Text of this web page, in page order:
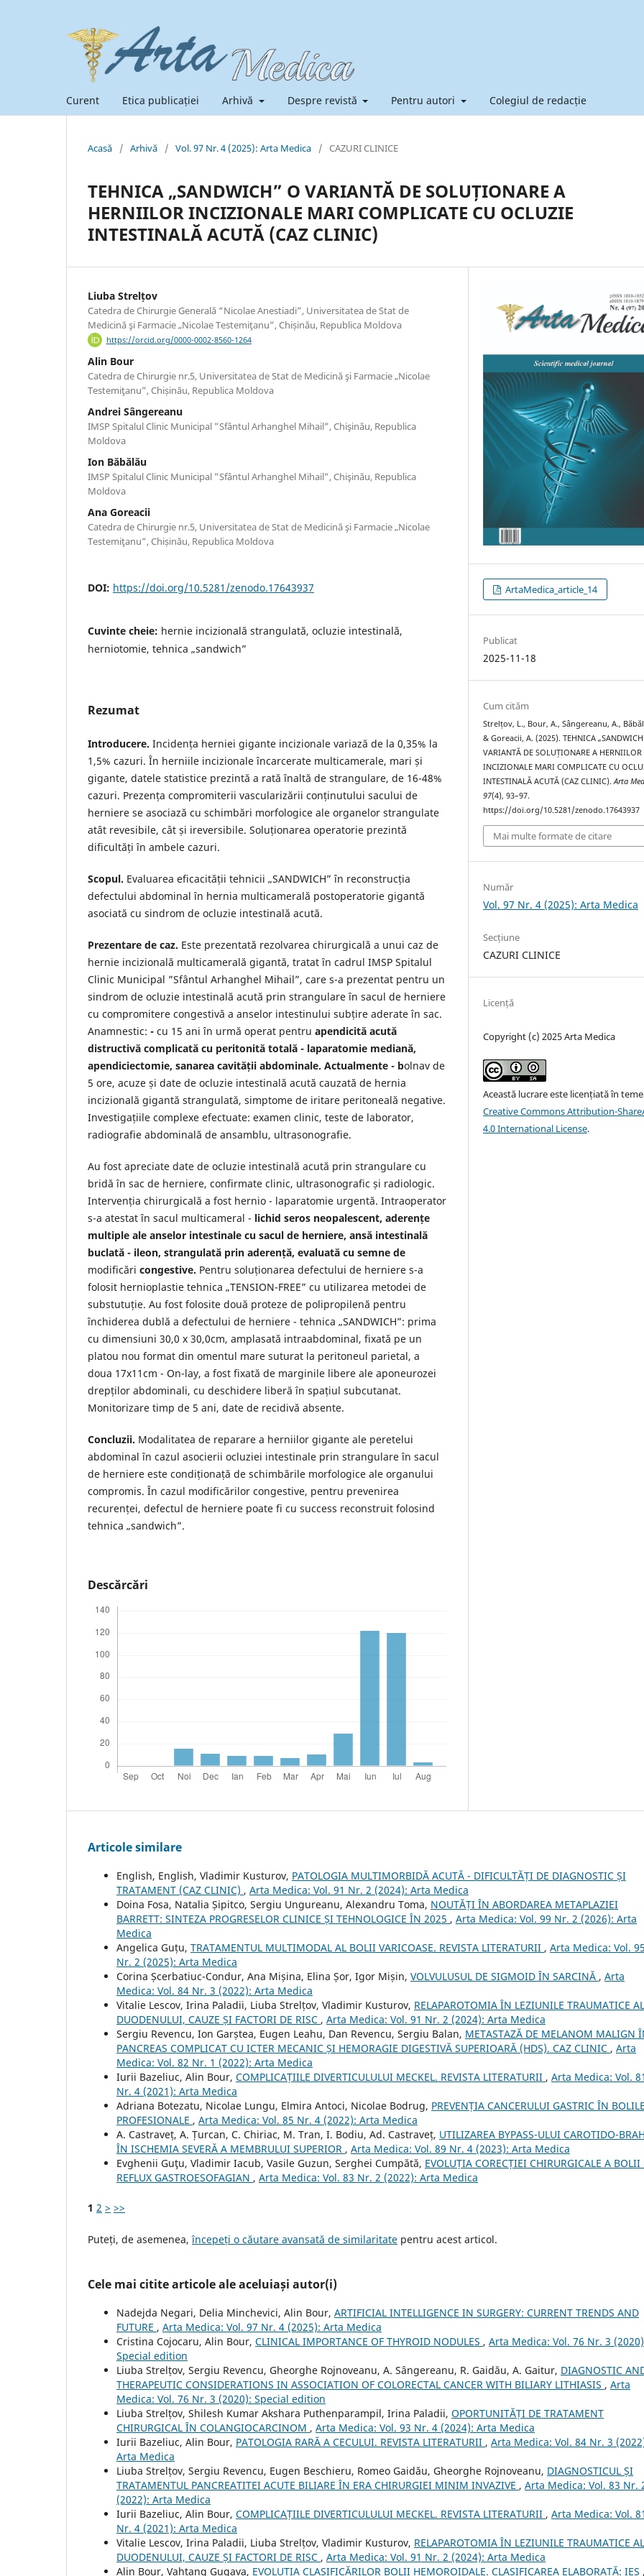
Curent Etica publicației Arhivă Despre revistă Pentru autori Colegiul de redacție
Acasă / Arhivă / Vol. 97 Nr. 4 (2025): Arta Medica / CAZURI CLINICE
TEHNICA „SANDWICH” O VARIANTĂ DE SOLUȚIONARE A
HERNIILOR INCIZIONALE MARI COMPLICATE CU OCLUZIE
INTESTINALĂ ACUTĂ (CAZ CLINIC)
Liuba Strelțov
Catedra de Chirurgie Generală “Nicolae Anestiadi”, Universitatea de Stat de
Medicină şi Farmacie „Nicolae Testemiţanu”, Chișinău, Republica Moldova
https://orcid.org/0000-0002-8560-1264
Alin Bour
Catedra de Chirurgie nr.5, Universitatea de Stat de Medicină şi Farmacie „Nicolae
Testemiţanu”, Chișinău, Republica Moldova
Andrei Sângereanu
IMSP Spitalul Clinic Municipal ”Sfântul Arhanghel Mihail”, Chişinău, Republica
Moldova
Ion Băbălău
IMSP Spitalul Clinic Municipal ”Sfântul Arhanghel Mihail”, Chişinău, Republica
Moldova
Ana Goreacii
Catedra de Chirurgie nr.5, Universitatea de Stat de Medicină şi Farmacie „Nicolae
Testemiţanu”, Chișinău, Republica Moldova
DOI: https://doi.org/10.5281/zenodo.17643937
Cuvinte cheie: hernie incizională strangulată, ocluzie intestinală,
herniotomie, tehnica „sandwich”
Rezumat
Introducere. Incidența herniei gigante incizionale variază de la 0,35% la
1,5% cazuri. În herniile incizionale încarcerate multicamerale, mari și
gigante, datele statistice prezintă a rată înaltă de strangulare, de 16-48%
cazuri. Prezența compromiterii vascularizării conținutului sacului de
herniere se asociază cu schimbări morfologice ale organelor strangulate
atât revesibile, cât și ireversibile. Soluționarea operatorie prezintă
dificultăți în ambele cazuri.
Scopul. Evaluarea eficacității tehnicii „SANDWICH” în reconstrucția
defectului abdominal în hernia multicamerală postoperatorie gigantă
asociată cu sindrom de ocluzie intestinală acută.
Prezentare de caz. Este prezentată rezolvarea chirurgicală a unui caz de
hernie incizională multicamerală gigantă, tratat în cadrul IMSP Spitalul
Clinic Municipal ”Sfântul Arhanghel Mihail”, care s-a prezentat pentru un
sindrom de ocluzie intestinală acută prin strangulare în sacul de herniere
cu compromitere congestivă a anselor intestinului subțire aderate în sac.
Anamnestic: - cu 15 ani în urmă operat pentru apendicită acută
distructivă complicată cu peritonită totală - laparatomie mediană,
apendiciectomie, sanarea cavității abdominale. Actualmente - bolnav de
5 ore, acuze și date de ocluzie intestinală acută cauzată de hernia
incizională gigantă strangulată, simptome de iritare peritoneală negative.
Investigațiile complexe efectuate: examen clinic, teste de laborator,
radiografie abdominală de ansamblu, ultrasonografie.
Au fost apreciate date de ocluzie intestinală acută prin strangulare cu
bridă în sac de herniere, confirmate clinic, ultrasonografic și radiologic.
Intervenția chirurgicală a fost hernio - laparatomie urgentă. Intraoperator
s-a atestat în sacul multicameral - lichid seros neopalescent, aderențe
multiple ale anselor intestinale cu sacul de herniere, ansă intestinală
buclată - ileon, strangulată prin aderență, evaluată cu semne de
modificări congestive. Pentru soluționarea defectului de herniere s-a
folosit hernioplastie tehnica „TENSION-FREE” cu utilizarea metodei de
substutuție. Au fost folosite două proteze de polipropilenă pentru
închiderea dublă a defectului de herniere - tehnica „SANDWICH”: prima
cu dimensiuni 30,0 x 30,0cm, amplasată intraabdominal, fixată pe un
platou nou format din omentul mare suturat la peritoneul parietal, a
doua 17x11cm - On-lay, a fost fixată de marginile libere ale aponeurozei
drepților abdominali, cu deschidere liberă în spațiul subcutanat.
Monitorizare timp de 5 ani, date de recidivă absente.
Concluzii. Modalitatea de reparare a herniilor gigante ale peretelui
abdominal în cazul asocierii ocluziei intestinale prin strangulare în sacul
de herniere este condiționață de schimbările morfologice ale organului
compromis. În cazul modificărilor congestive, pentru prevenirea
recurenței, defectul de herniere poate fi cu success reconstruit folosind
tehnica „sandwich”.
Descărcări
ArtaMedica_article_14
Publicat
2025-11-18
Cum cităm
Strelțov, L., Bour, A., Sângereanu, A.,
& Goreacii, A. (2025). TEHNICA
VARIANTĂ DE SOLUȚIONARE A HERNIILOR
INCIZIONALE MARI COMPLICATE CU
INTESTINALĂ ACUTĂ (CAZ CLINIC).Arta
97(4), 93–97.
https://doi.org/10.5281/zenodo.17643937
Mai multe formate de citare
Număr
Vol. 97 Nr. 4 (2025): Arta Medica
Secțiune
CAZURI CLINICE
Licență
Copyright (c) 2025 Arta Medica
Această lucrare este licențiată în
Creative Commons Attribution-
4.0 International License.
Articole similare
English, English, Vladimir Kusturov, PATOLOGIA MULTIMORBIDĂ ACUTĂ - DIFICULTĂȚI DE DIAGNOSTIC ȘI
TRATAMENT (CAZ CLINIC) , Arta Medica: Vol. 91 Nr. 2 (2024): Arta Medica
Doina Fosa, Natalia Șipitco, Sergiu Ungureanu, Alexandru Toma, NOUTĂȚI ÎN ABORDAREA METAPLAZIEI
BARRETT: SINTEZA PROGRESELOR CLINICE ȘI TEHNOLOGICE ÎN 2025 , Arta Medica: Vol. 99 Nr. 2 (2026): Arta
Medica
Angelica Guțu, TRATAMENTUL MULTIMODAL AL BOLII VARICOASE. REVISTA LITERATURII , Arta Medica: Vol. 95
Nr. 2 (2025): Arta Medica
Corina Șcerbatiuc-Condur, Ana Mișina, Elina Șor, Igor Mișin, VOLVULUSUL DE SIGMOID ÎN SARCINĂ , Arta
Medica: Vol. 84 Nr. 3 (2022): Arta Medica
Vitalie Lescov, Irina Paladii, Liuba Strelțov, Vladimir Kusturov, RELAPAROTOMIA ÎN LEZIUNILE TRAUMATICE
DUODENULUI, CAUZE ȘI FACTORI DE RISC , Arta Medica: Vol. 91 Nr. 2 (2024): Arta Medica
Sergiu Revencu, Ion Garștea, Eugen Leahu, Dan Revencu, Sergiu Balan, METASTAZĂ DE MELANOM MALIGN
PANCREAS COMPLICAT CU ICTER MECANIC ȘI HEMORAGIE DIGESTIVĂ SUPERIOARĂ (HDS). CAZ CLINIC , Arta
Medica: Vol. 82 Nr. 1 (2022): Arta Medica
Iurii Bazeliuc, Alin Bour, COMPLICAȚIILE DIVERTICULULUI MECKEL. REVISTA LITERATURII , Arta Medica: Vol. 81
Nr. 4 (2021): Arta Medica
Adriana Botezatu, Nicolae Lungu, Elmira Antoci, Nicolae Bodrug, PREVENȚIA CANCERULUI GASTRIC ÎN BOLILE
PROFESIONALE , Arta Medica: Vol. 85 Nr. 4 (2022): Arta Medica
A. Castraveț, A. Țurcan, C. Chiriac, M. Tran, I. Bodiu, Ad. Castraveț, UTILIZAREA BYPASS-ULUI CAROTIDO-
ÎN ISCHEMIA SEVERĂ A MEMBRULUI SUPERIOR , Arta Medica: Vol. 89 Nr. 4 (2023): Arta Medica
Evghenii Guţu, Vladimir Iacub, Vasile Guzun, Serghei Cumpătă, EVOLUȚIA CORECȚIEI CHIRURGICALE A BOLII
REFLUX GASTROESOFAGIAN , Arta Medica: Vol. 83 Nr. 2 (2022): Arta Medica
1 2 > >>
Puteți, de asemenea,începeți o căutare avansată de similaritate pentru acest articol.
Cele mai citite articole ale aceluiași autor(i)
Nadejda Negari, Delia Minchevici, Alin Bour, ARTIFICIAL INTELLIGENCE IN SURGERY: CURRENT TRENDS AND
FUTURE , Arta Medica: Vol. 97 Nr. 4 (2025): Arta Medica
Cristina Cojocaru, Alin Bour, CLINICAL IMPORTANCE OF THYROID NODULES , Arta Medica: Vol. 76 Nr. 3
Special edition
Liuba Strelțov, Sergiu Revencu, Gheorghe Rojnoveanu, A. Sângereanu, R. Gaidău, A. Gaitur, DIAGNOSTIC
THERAPEUTIC CONSIDERATIONS IN ASSOCIATION OF COLORECTAL CANCER WITH BILIARY LITHIASIS , Arta
Medica: Vol. 76 Nr. 3 (2020): Special edition
Liuba Strelțov, Shilesh Kumar Akshara Puthenparampil, Irina Paladii, OPORTUNITĂȚI DE TRATAMENT
CHIRURGICAL ÎN COLANGIOCARCINOM , Arta Medica: Vol. 93 Nr. 4 (2024): Arta Medica
Iurii Bazeliuc, Alin Bour, PATOLOGIA RARĂ A CECULUI. REVISTA LITERATURII , Arta Medica: Vol. 84 Nr. 3
Arta Medica
Liuba Strelțov, Sergiu Revencu, Eugen Beschieru, Romeo Gaidău, Gheorghe Rojnoveanu, DIAGNOSTICUL ȘI
TRATAMENTUL PANCREATITEI ACUTE BILIARE ÎN ERA CHIRURGIEI MINIM INVAZIVE , Arta Medica: Vol. 83 Nr.
(2022): Arta Medica
Iurii Bazeliuc, Alin Bour, COMPLICAȚIILE DIVERTICULULUI MECKEL. REVISTA LITERATURII , Arta Medica: Vol. 81
Nr. 4 (2021): Arta Medica
Vitalie Lescov, Irina Paladii, Liuba Strelțov, Vladimir Kusturov, RELAPAROTOMIA ÎN LEZIUNILE TRAUMATICE
DUODENULUI, CAUZE ȘI FACTORI DE RISC , Arta Medica: Vol. 91 Nr. 2 (2024): Arta Medica
Alin Bour, Vahtang Gugava, EVOLUȚIA CLASIFICĂRILOR BOLII HEMOROIDALE. CLASIFICAREA ELABORATĂ: IES ,